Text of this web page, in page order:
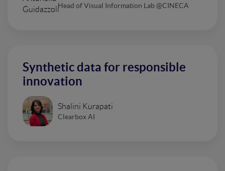
Head of Visual Information Lab @CINECA
Synthetic data for responsible
innovation
Shalini Kurapati
Clearbox AI